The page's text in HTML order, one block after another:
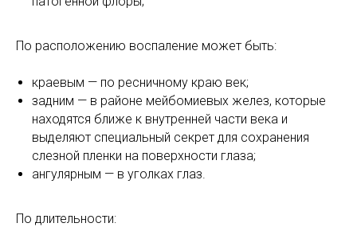
По расположению воспаление может быть:
краевым — по ресничному краю век;
задним — в районе мейбомиевых желез, которые
находятся ближе к внутренней части века и
выделяют специальный секрет для сохранения
слезной пленки на поверхности глаза;
ангулярным — в уголках глаз.
По длительности: